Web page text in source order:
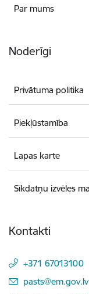
Par mums
Noderīgi
Privātuma politika
Piekļūstamība
Lapas karte
Sīkdatņu izvēles
Kontakti
+371 67013100
E-pasts:
pasts@em.gov.lv